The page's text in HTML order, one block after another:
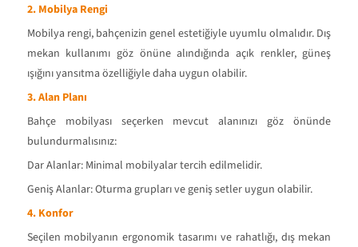
2. Mobilya Rengi
Mobilya rengi, bahçenizin genel estetiğiyle uyumlu olmalıdır. Dış
mekan kullanımı göz önüne alındığında açık renkler, güneş
ışığını yansıtma özelliğiyle daha uygun olabilir.
3. Alan Planı
Bahçe mobilyası seçerken mevcut alanınızı göz önünde
bulundurmalısınız:
Dar Alanlar: Minimal mobilyalar tercih edilmelidir.
Geniş Alanlar: Oturma grupları ve geniş setler uygun olabilir.
4. Konfor
Seçilen mobilyanın ergonomik tasarımı ve rahatlığı, dış mekan